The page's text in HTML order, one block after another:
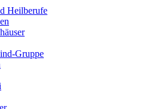
Heilberufe
Gruppe